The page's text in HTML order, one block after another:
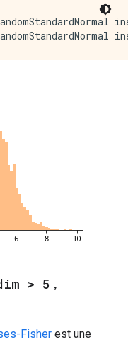
> 5 ,
Fisher est une